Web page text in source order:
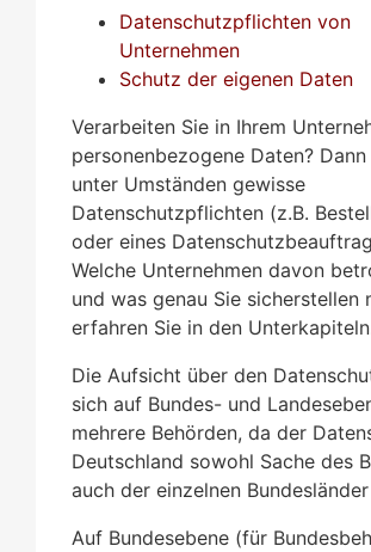
Datenschutzpflichten von
Unternehmen
Schutz der eigenen Daten
Verarbeiten Sie in Ihrem
personenbezogene Daten?
unter Umständen gewisse
Datenschutzpflichten (z.B.
oder eines
Welche Unternehmen davon
und was genau Sie sicherstellen
erfahren Sie in den
Die Aufsicht über den
sich auf Bundes- und
mehrere Behörden, da der
Deutschland sowohl Sache des
auch der einzelnen
Auf Bundesebene (für